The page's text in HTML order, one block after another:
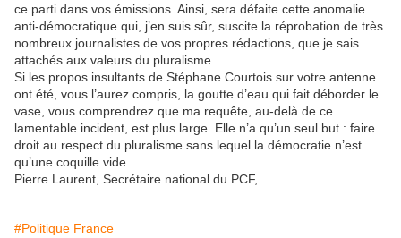
ce parti dans vos émissions. Ainsi, sera défaite cette anomalie
anti-démocratique qui, j’en suis sûr, suscite la réprobation de très
nombreux journalistes de vos propres rédactions, que je sais
attachés aux valeurs du pluralisme.
Si les propos insultants de Stéphane Courtois sur votre antenne
ont été, vous l’aurez compris, la goutte d’eau qui fait déborder le
vase, vous comprendrez que ma requête, au-delà de ce
lamentable incident, est plus large. Elle n’a qu’un seul but : faire
droit au respect du pluralisme sans lequel la démocratie n’est
qu’une coquille vide.
Pierre Laurent, Secrétaire national du PCF,
#Politique France